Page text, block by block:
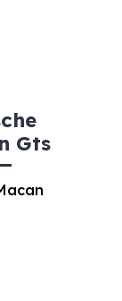
Gts